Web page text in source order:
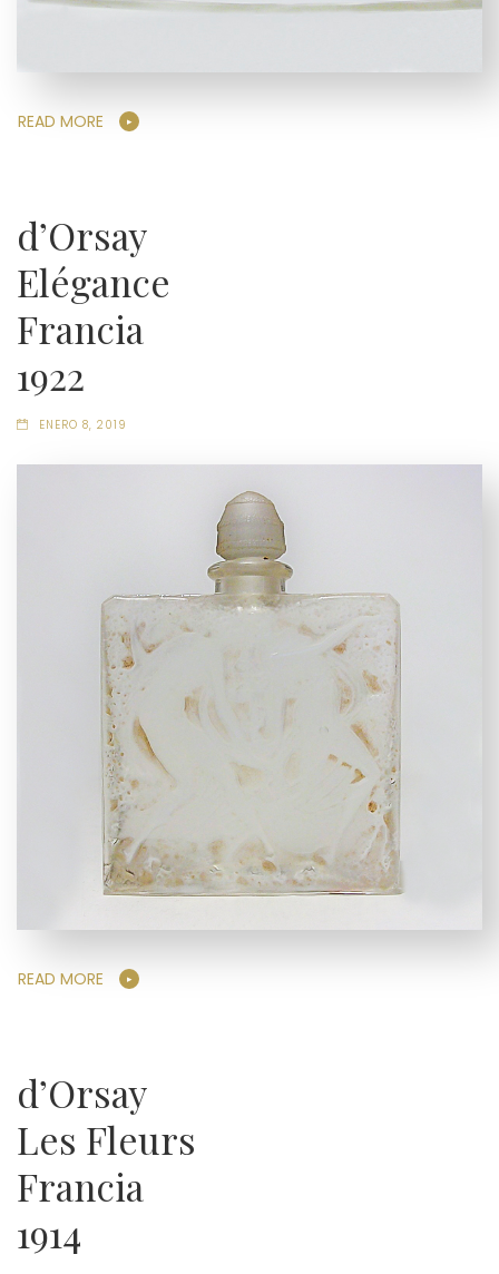
READ MORE
d’Orsay
Elégance
Francia
1922
ENERO 8, 2019
READ MORE
d’Orsay
Les Fleurs
Francia
1914